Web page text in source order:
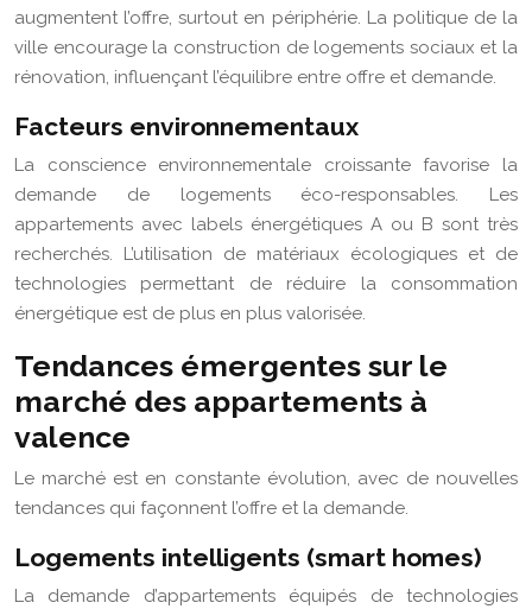
augmentent l’offre, surtout en périphérie. La politique de la
ville encourage la construction de logements sociaux et la
rénovation, influençant l’équilibre entre offre et demande.
Facteurs environnementaux
La conscience environnementale croissante favorise la
demande de logements éco-responsables. Les
appartements avec labels énergétiques A ou B sont très
recherchés. L’utilisation de matériaux écologiques et de
technologies permettant de réduire la consommation
énergétique est de plus en plus valorisée.
Tendances émergentes sur le
marché des appartements à
valence
Le marché est en constante évolution, avec de nouvelles
tendances qui façonnent l’offre et la demande.
Logements intelligents (smart homes)
La demande d’appartements équipés de technologies